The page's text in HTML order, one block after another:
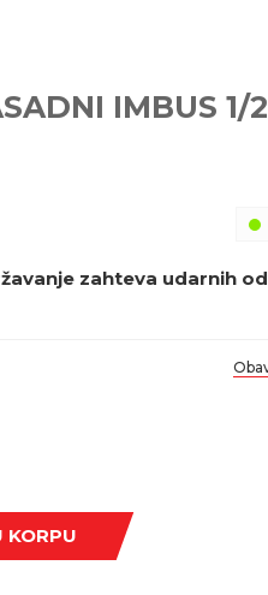
IMBUS 1/
zahteva udarnih
KORPU